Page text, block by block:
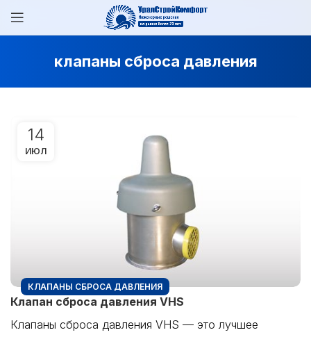
клапаны сброса давления
14
ИЮЛ
КЛАПАНЫ СБРОСА ДАВЛЕНИЯ
Клапан сброса давления VHS
Клапаны сброса давления VHS — это лучшее